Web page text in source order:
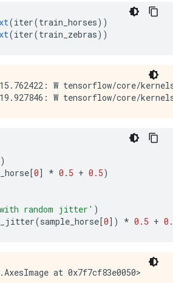
(iter(train_horses))
(iter(train_zebras))
W tensorflow/core/
)
[0] * 0.5 + 0.5)
random jitter' )
(sample_horse[0]) * 0.5 +